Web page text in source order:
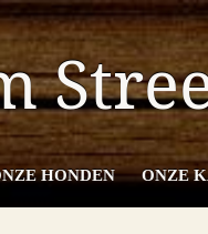
HONDEN ONZE